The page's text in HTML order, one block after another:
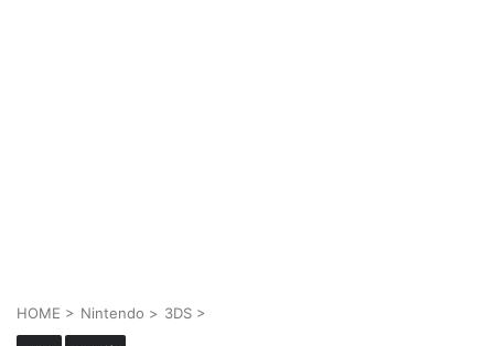
HOME > Nintendo > 3DS >